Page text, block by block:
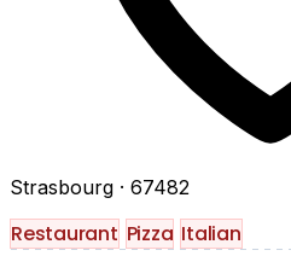
Strasbourg · 67482
Restaurant Pizza Italian